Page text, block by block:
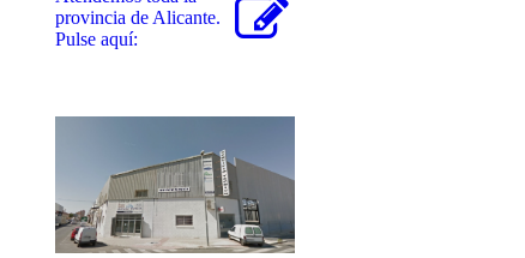
provincia de Alicante.
Pulse aquí: